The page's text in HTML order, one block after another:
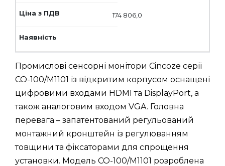
174 806,0
Промислові сенсорні монітори Cincoze серії
CO-100/M1101 із відкритим корпусом оснащені
цифровими входами HDMI та DisplayPort, а
також аналоговим входом VGA. Головна
перевага – запатентований регульований
монтажний кронштейн із регулюванням
товщини та фіксаторами для спрощення
установки. Модель CO-100/M1101 розроблена